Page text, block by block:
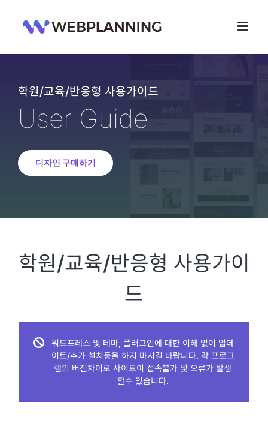
건
학원/교육/반응형 사용가이드
User Guide
디자인 구매하기
학원/교육/반응형 사용가이
드
워드프레스 및 테마, 플러그인에 대한 이해 없이 업데
이트/추가 설치등을 하지 마시길 바랍니다. 각 프로그
램의 버전차이로 사이트이 접속불가 및 오류가 발생
할수 있습니다.